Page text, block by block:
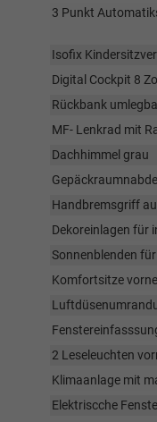
3 Punkt
Isofix
Digital Cockpit 8
Rückbank
MF- Lenkrad mit
Dachhimmel grau
Handbremsgriff
Dekoreinlagen für
Sonnenblenden
Komfortsitze
2 Leseleuchten
Klimaanlage mit
Elektriscche